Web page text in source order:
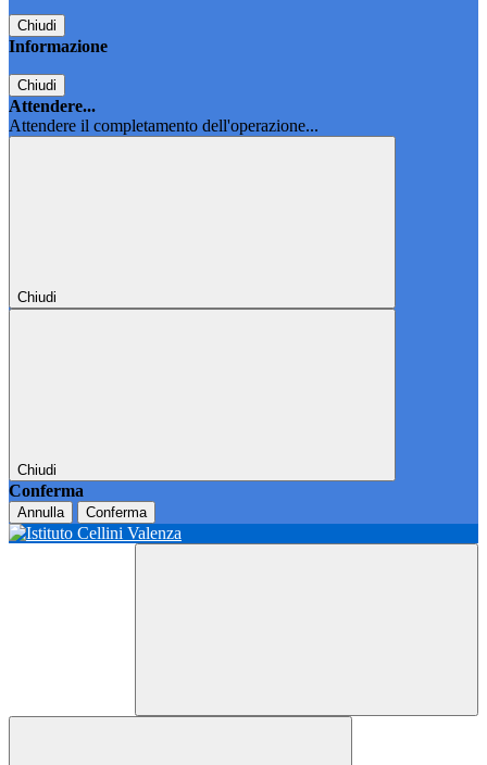
Chiudi
Informazione
Chiudi
Attendere...
Attendere il completamento dell'operazione...
Chiudi
Chiudi
Conferma
Annulla Conferma